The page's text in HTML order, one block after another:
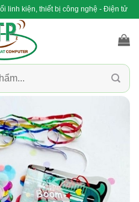
linh kiện, thiết bị công nghệ - Điện tử